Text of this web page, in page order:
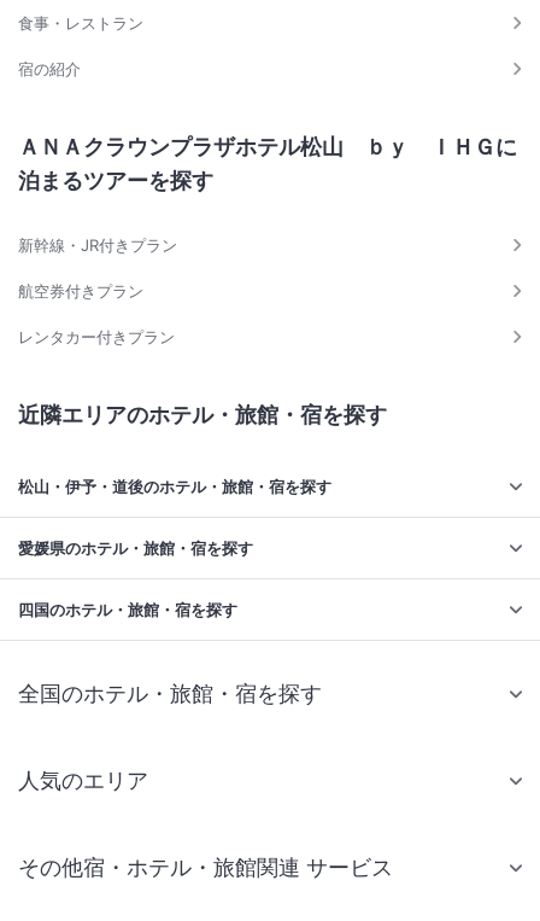
食事・レストラン
宿の紹介
ＡＮＡクラウンプラザホテル松山 ｂｙ ＩＨＧに
泊まるツアーを探す
新幹線・JR付きプラン
航空券付きプラン
レンタカー付きプラン
近隣エリアのホテル・旅館・宿を探す
松山・伊予・道後のホテル・旅館・宿を探す
愛媛県のホテル・旅館・宿を探す
四国のホテル・旅館・宿を探す
全国のホテル・旅館・宿を探す
人気のエリア
仙台 ホテル
その他宿・ホテル・旅館関連 サービス